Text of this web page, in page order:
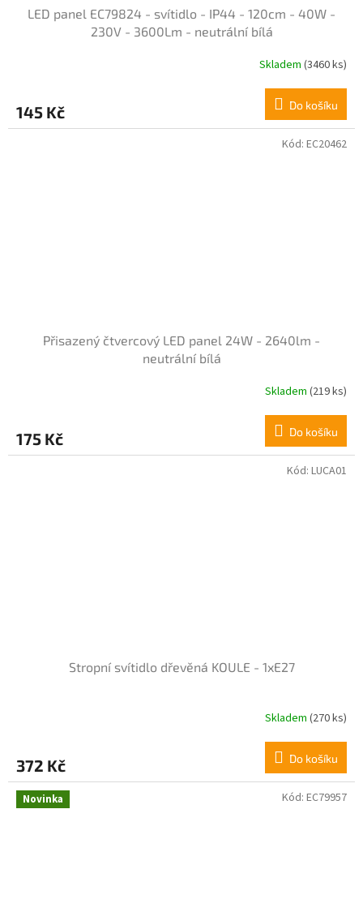
LED panel EC79824 - svítidlo - IP44 - 120cm - 40W -
230V - 3600Lm - neutrální bílá
je
4,0
Skladem(3460 ks)
145 Kč Do košíku
Přisazený čtvercový LED panel 24W - 2640lm -
neutrální bílá
Skladem (219 ks)
175 Kč Do košíku
Kód: EC20462
Stropní svítidlo dřevěná KOULE - 1xE27
je
3,9
5
Skladem(270 ks)
372 Kč Do košíku
Kód: LUCA01
Novinka Kód: EC79957